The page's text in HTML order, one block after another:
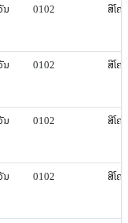
ນ 0102 ສີ​ໂຄ
ນ 0102 ສີ​ໂຄ
ນ 0102 ສີ​ໂຄ
ນ 0102 ສີ​ໂຄ